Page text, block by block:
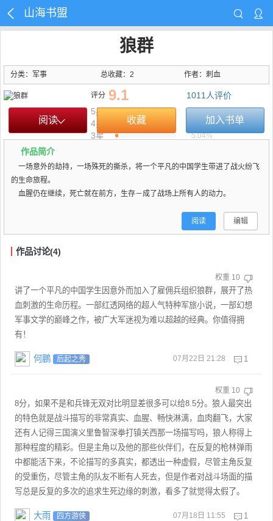
山海书盟
狼群
分类：军事 总收藏：2 作者： 刺血
评分 9.1 1011人评价
5星
4星 20.57%
3星 5.04%
分类榜
第1名
阅读 收藏 加入书单
作品简介
一场意外的劫持，一场殊死的撕杀，将一个平凡的中国学生带进了战火纷飞
的生命旅程。
血腥仍在继续，死亡就在前方，生存－成了战场上所有人的动力。
阅读 编辑
作品讨论(4)
权重 10
讲了一个平凡的中国学生因意外而加入了雇佣兵组织狼群，展开了热
血刺激的生命历程。一部红透网络的超人气特种军旅小说，一部幻想
军事文学的巅峰之作，被广大军迷视为难以超越的经典。你值得拥
有！
何鵬 后起之秀 07月22日 21:28 1
权重 10
8分，如果不是和兵锋无双对比明显差很多可以给8.5分。狼人最突出
的特色就是战斗描写的非常真实、血腥、畅快淋漓，血肉翻飞，大家
还有人记得三国演义里鲁智深拳打镇关西那一场描写吗，狼人称得上
那种程度的精彩。但是主角以及他的那些伙伴们，在反复的枪林弹雨
中都能活下来，不论描写的多真实，都透出一种虚假，尽管主角反复
的受重伤，尽管主角的队友不断有人死去，但是作者对战斗场面的描
写总是反复的多次的追求生死边缘的刺激，看多了就觉得太假了。
大雨 四方游侠 07月18日 11:55 1